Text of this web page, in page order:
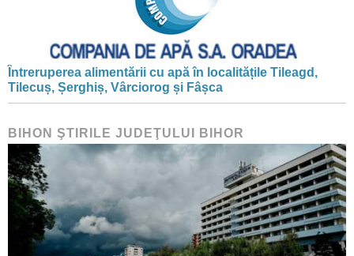
Întreruperea alimentării cu apă în localitățile Tileagd,
Tilecuș, Șerghiș, Vârciorog și Fâșca
BIHON ŞTIRILE JUDEŢULUI BIHOR